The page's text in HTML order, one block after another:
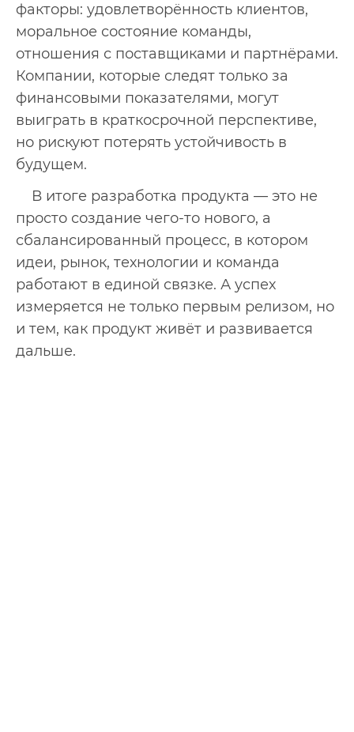
факторы: удовлетворённость клиентов,
моральное состояние команды,
отношения с поставщиками и партнёрами.
Компании, которые следят только за
финансовыми показателями, могут
выиграть в краткосрочной перспективе,
но рискуют потерять устойчивость в
будущем.
В итоге разработка продукта — это не
просто создание чего-то нового, а
сбалансированный процесс, в котором
идеи, рынок, технологии и команда
работают в единой связке. А успех
измеряется не только первым релизом, но
и тем, как продукт живёт и развивается
дальше.